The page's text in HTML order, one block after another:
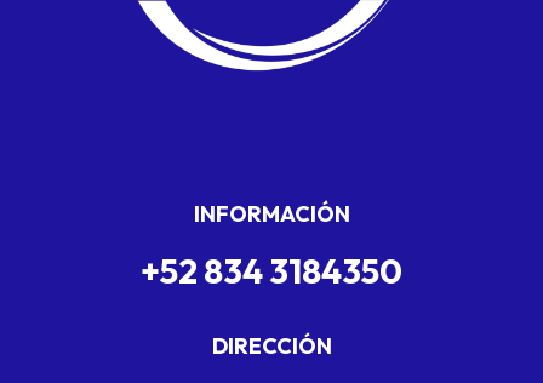
INFORMACIÓN
+52 834 3184350
DIRECCIÓN